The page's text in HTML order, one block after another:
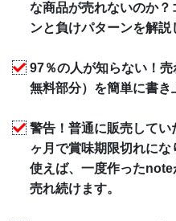
な商品が売れないのか
ンと負けパターンを解説
97％の人が知らない！
無料部分）を簡単に書
警告！普通に販売して
ヶ月で賞味期限切れに
使えば、一度作った
売れ続けます。